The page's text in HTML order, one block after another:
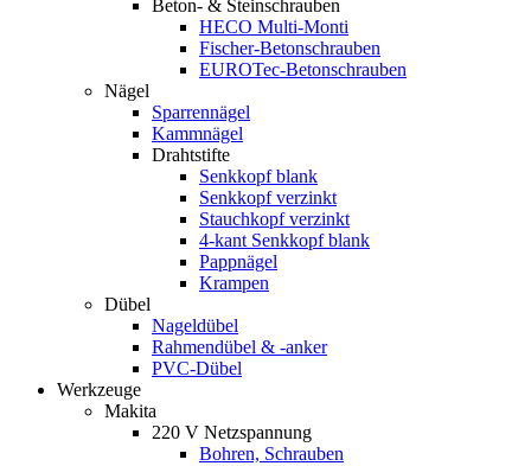
Beton- & Steinschrauben
HECO Multi-Monti
Fischer-Betonschrauben
EUROTec-Betonschrauben
Nägel
Sparrennägel
Kammnägel
Drahtstifte
Senkkopf blank
Senkkopf verzinkt
Stauchkopf verzinkt
4-kant Senkkopf blank
Pappnägel
Krampen
Dübel
Nageldübel
Rahmendübel & -anker
PVC-Dübel
Werkzeuge
Makita
220 V Netzspannung
Bohren, Schrauben